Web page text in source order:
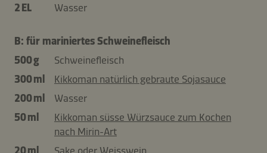
2 EL
Wasser
B: für mariniertes Schweinefleisch
500 g
Schweinefleisch
300 ml
Kikkoman natürlich gebraute Sojasauce
200 ml
Wasser
50 ml
Kikkoman süsse Würzsauce zum Kochen
nach Mirin-Art
20 ml
Sake oder Weisswein